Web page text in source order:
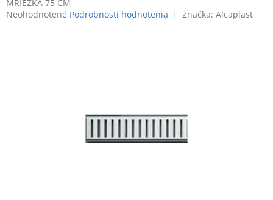
MRIEZKA 75 CM
Priemerné
Neohodnotené Podrobnosti hodnotenia Značka: Alcaplast